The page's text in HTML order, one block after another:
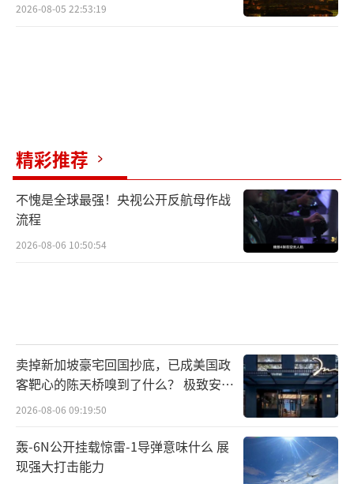
2026-08-05 22:53:19
精彩推荐
不愧是全球最强！央视公开反航母作战
流程
2026-08-06 10:50:54
卖掉新加坡豪宅回国抄底，已成美国政
客靶心的陈天桥嗅到了什么？ 极致安全
的追寻
2026-08-06 09:19:50
轰-6N公开挂载惊雷-1导弹意味什么 展
现强大打击能力